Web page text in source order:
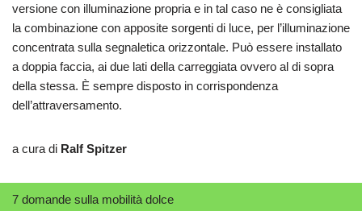
versione con illuminazione propria e in tal caso ne è consigliata
la combinazione con apposite sorgenti di luce, per l’illuminazione
concentrata sulla segnaletica orizzontale. Può essere installato
a doppia faccia, ai due lati della carreggiata ovvero al di sopra
della stessa. È sempre disposto in corrispondenza
dell’attraversamento.
a cura di Ralf Spitzer
7 domande sulla mobilità dolce